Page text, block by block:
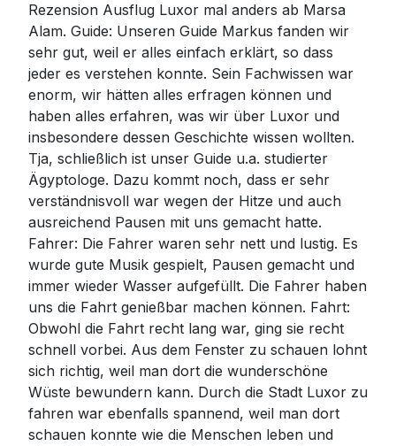
Rezension Ausflug Luxor mal anders ab Marsa
Alam. Guide: Unseren Guide Markus fanden wir
sehr gut, weil er alles einfach erklärt, so dass
jeder es verstehen konnte. Sein Fachwissen war
enorm, wir hätten alles erfragen können und
haben alles erfahren, was wir über Luxor und
insbesondere dessen Geschichte wissen wollten.
Tja, schließlich ist unser Guide u.a. studierter
Ägyptologe. Dazu kommt noch, dass er sehr
verständnisvoll war wegen der Hitze und auch
ausreichend Pausen mit uns gemacht hatte.
Fahrer: Die Fahrer waren sehr nett und lustig. Es
wurde gute Musik gespielt, Pausen gemacht und
immer wieder Wasser aufgefüllt. Die Fahrer haben
uns die Fahrt genießbar machen können. Fahrt:
Obwohl die Fahrt recht lang war, ging sie recht
schnell vorbei. Aus dem Fenster zu schauen lohnt
sich richtig, weil man dort die wunderschöne
Wüste bewundern kann. Durch die Stadt Luxor zu
fahren war ebenfalls spannend, weil man dort
schauen konnte wie die Menschen leben und